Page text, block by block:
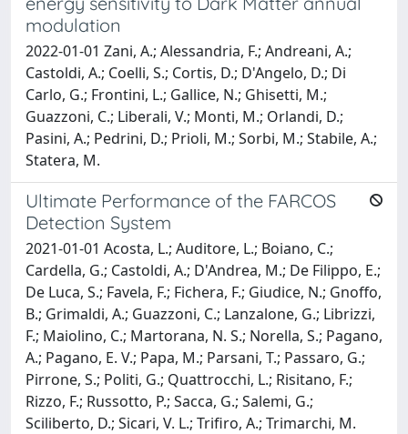
modulation
2022-01-01 Zani, A.; Alessandria, F.; Andreani, A.;
Castoldi, A.; Coelli, S.; Cortis, D.; D'Angelo, D.; Di
Carlo, G.; Frontini, L.; Gallice, N.; Ghisetti, M.;
Guazzoni, C.; Liberali, V.; Monti, M.; Orlandi, D.;
Pasini, A.; Pedrini, D.; Prioli, M.; Sorbi, M.; Stabile, A.;
Statera, M.
Ultimate Performance of the FARCOS
Detection System
2021-01-01 Acosta, L.; Auditore, L.; Boiano, C.;
Cardella, G.; Castoldi, A.; D'Andrea, M.; De Filippo, E.;
De Luca, S.; Favela, F.; Fichera, F.; Giudice, N.; Gnoffo,
B.; Grimaldi, A.; Guazzoni, C.; Lanzalone, G.; Librizzi,
F.; Maiolino, C.; Martorana, N. S.; Norella, S.; Pagano,
A.; Pagano, E. V.; Papa, M.; Parsani, T.; Passaro, G.;
Pirrone, S.; Politi, G.; Quattrocchi, L.; Risitano, F.;
Rizzo, F.; Russotto, P.; Sacca, G.; Salemi, G.;
Sciliberto, D.; Sicari, V. L.; Trifiro, A.; Trimarchi, M.